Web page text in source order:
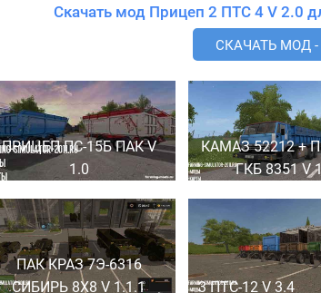
СКАЧАТЬ МОД -
ПРИЦЕП ПС-15Б ПАК V
1.0
КАМАЗ 52212 +
ГКБ 8351 V
ПАК КРАЗ 7Э-6316
СИБИРЬ 8X8 V 1.1.1
3 ПТС-12 V 3.4